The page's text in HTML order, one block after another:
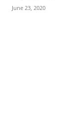
June 23, 2020